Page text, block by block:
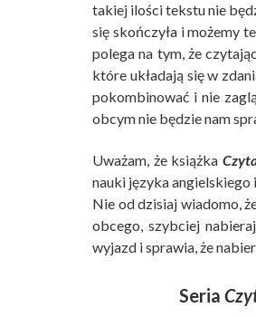
takiej ilości tekstu nie
się skończyła i możemy
polega na tym, że
które układają się w
pokombinować i nie
obcym nie będzie nam
Uważam, że książka
nauki języka angielskiego
Nie od dzisiaj wiadomo,
obcego, szybciej
wyjazd i sprawia, że
Seria